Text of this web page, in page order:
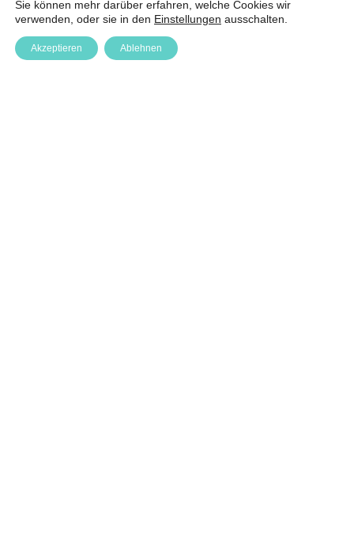
Sie können mehr darüber erfahren, welche Cookies wir
verwenden, oder sie in den Einstellungen ausschalten.
Akzeptieren Ablehnen